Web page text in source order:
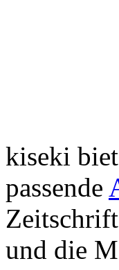
kiseki
passende
und die